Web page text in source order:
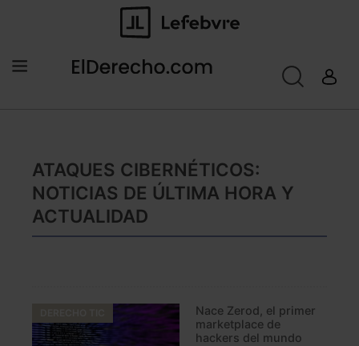
ATAQUES CIBERNÉTICOS:
NOTICIAS DE ÚLTIMA HORA Y
ACTUALIDAD
Nace Zerod, el primer
marketplace de
hackers del mundo